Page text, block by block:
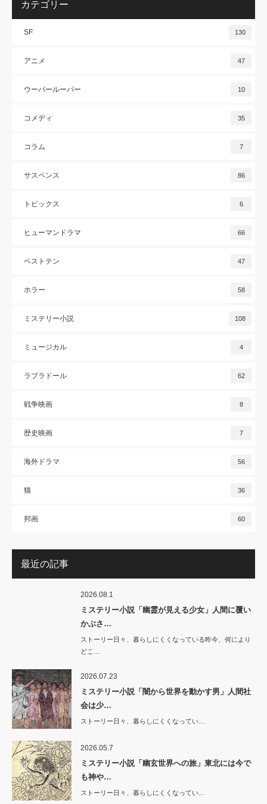
カテゴリー
SF 130
アニメ 47
ウーパールーパー 10
コメディ 35
コラム 7
サスペンス 86
トピックス 6
ヒューマンドラマ 66
ベストテン 47
ホラー 58
ミステリー小説 108
ミュージカル 4
ラブラドール 62
戦争映画 8
歴史映画 7
海外ドラマ 56
猫 36
邦画 60
最近の記事
2026.08.1
ミステリー小説「幽霊が見える少女」人間に覆い
かぶさ…
ストーリー日々、暮らしにくくなっている昨今、何により
どこ…
2026.07.23
ミステリー小説「闇から世界を動かす男」人間社
会は少…
ストーリー日々、暮らしにくくなってい…
2026.05.7
ミステリー小説「幽玄世界への旅」東北には今で
も神や…
ストーリー日々、暮らしにくくなってい…